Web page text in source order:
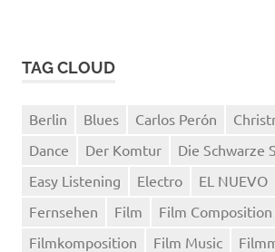
TAG CLOUD
Berlin Blues Carlos Perón
Dance
Der Komtur
Die Schwarze
Easy Listening
Electro EL NUEVO
Fernsehen
Film
Film Composition
Filmkomposition
Film Music